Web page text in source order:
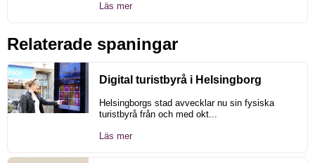
Läs mer
Relaterade spaningar
Digital turistbyrå i Helsingborg
Helsingborgs stad avvecklar nu sin fysiska
turistbyrå från och med okt...
Läs mer